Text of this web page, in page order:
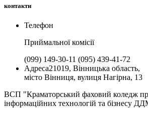
контакти
Телефон
Приймальної комiсії
(099) 149-30-11 (095) 439-41-72
Адреса21019, Вінницька область,
місто Вінниця, вулиця Нагірна, 13
ВСП "Краматорський фаховий коледж
інформаційних технологій та бізнесу